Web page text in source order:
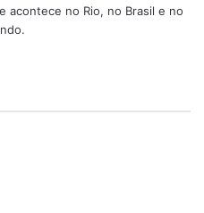
a dispensa do
candidatos.
acontece no Rio, no Brasil e no